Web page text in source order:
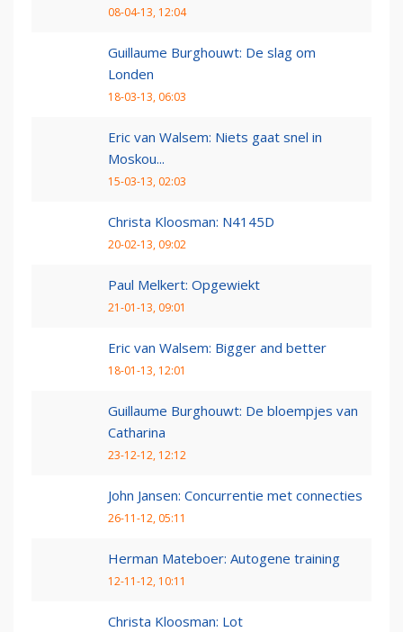
08-04-13, 12:04
Guillaume Burghouwt: De slag om
Londen
18-03-13, 06:03
Eric van Walsem: Niets gaat snel in
Moskou...
15-03-13, 02:03
Christa Kloosman: N4145D
20-02-13, 09:02
Paul Melkert: Opgewiekt
21-01-13, 09:01
Eric van Walsem: Bigger and better
18-01-13, 12:01
Guillaume Burghouwt: De bloempjes van
Catharina
23-12-12, 12:12
John Jansen: Concurrentie met connecties
26-11-12, 05:11
Herman Mateboer: Autogene training
12-11-12, 10:11
Christa Kloosman: Lot